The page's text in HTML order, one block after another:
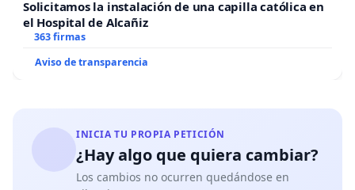
Solicitamos la instalación de una capilla católica en
el Hospital de Alcañiz
363 firmas
Aviso de transparencia
INICIA TU PROPIA PETICIÓN
¿Hay algo que quiera cambiar?
Los cambios no ocurren quedándose en